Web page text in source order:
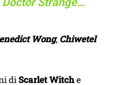
Wong, Chiwetel
diScarlet Witche